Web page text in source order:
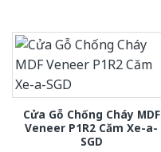
Cửa Gỗ Chống Cháy MDF
Veneer P1R2 Căm Xe-a-
SGD